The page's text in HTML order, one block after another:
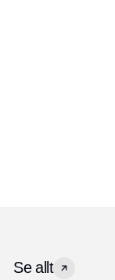
Se allt